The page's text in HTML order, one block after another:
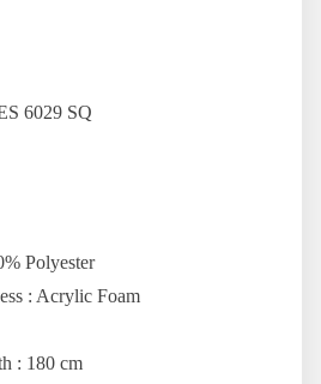
6029 SQ
Polyester
: Acrylic Foam
: 180 cm